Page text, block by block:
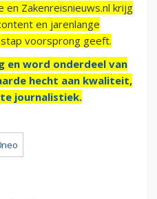
en Zakenreisnieuws.nl krijg
en jarenlange
voorsprong geeft.
en word onderdeel van
hecht aan kwaliteit,
journalistiek.